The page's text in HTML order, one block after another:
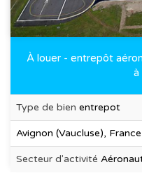
À louer - entrepôt
à
Type de bien entrepot
Avignon (Vaucluse), France
Secteur d'activité